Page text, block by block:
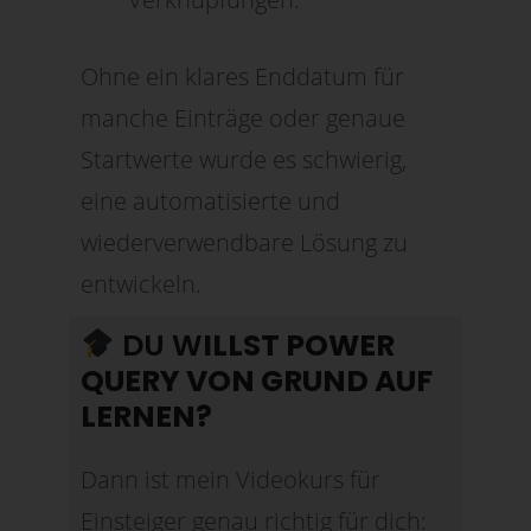
Ohne ein klares Enddatum für
manche Einträge oder genaue
Startwerte wurde es schwierig,
eine automatisierte und
wiederverwendbare Lösung zu
entwickeln.
DU WILLST POWER
QUERY VON GRUND AUF
LERNEN?
Dann ist mein Videokurs für
Einsteiger genau richtig für dich: